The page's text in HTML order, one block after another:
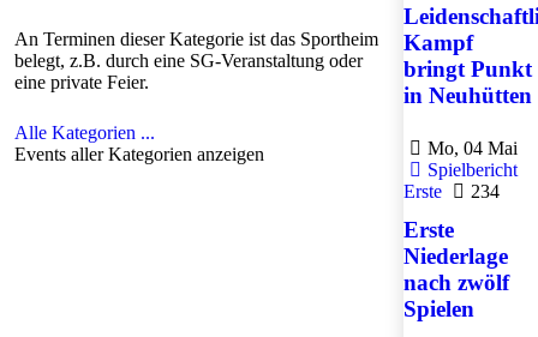
An Terminen dieser Kategorie ist das Sportheim
belegt, z.B. durch eine SG-Veranstaltung oder
eine private Feier.
Alle Kategorien ...
Events aller Kategorien anzeigen
Kampf
bringt Punkt
in Neuhütten
Mo, 04 Mai
Spielbericht
Erste
234
Erste
Niederlage
nach zwölf
Spielen